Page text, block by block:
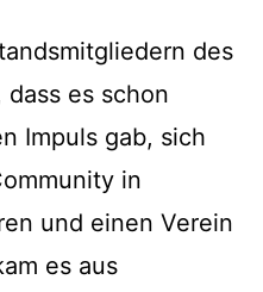
des
es schon
Impuls gab, sich
in
und einen Verein
es aus